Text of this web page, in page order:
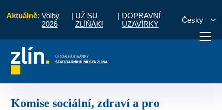
Aktuálně: Volby
2026
| UŽ SU
ZLÍŇÁK!
| DOPRAVNÍ
UZAVÍRKY
Česky
vyřídit Potřebuji zaplatit
Komise sociální, zdraví a pro